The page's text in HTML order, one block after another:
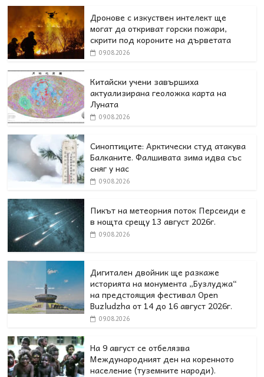
Дронове с изкуствен интелект ще
могат да откриват горски пожари,
скрити под короните на дърветата
09.08.2026
Китайски учени завършиха
актуализирана геоложка карта на
Луната
09.08.2026
Синоптиците: Арктически студ атакува
Балканите. Фалшивата зима идва със
сняг у нас
09.08.2026
Пикът на метеорния поток Персеиди е
в нощта срещу 13 август 2026г.
09.08.2026
Дигитален двойник ще разкаже
историята на монумента „Бузлуджа“
на предстоящия фестивал Open
Buzludzha от 14 до 16 август 2026г.
09.08.2026
На 9 август се отбелязва
Международният ден на коренното
население (туземните народи).